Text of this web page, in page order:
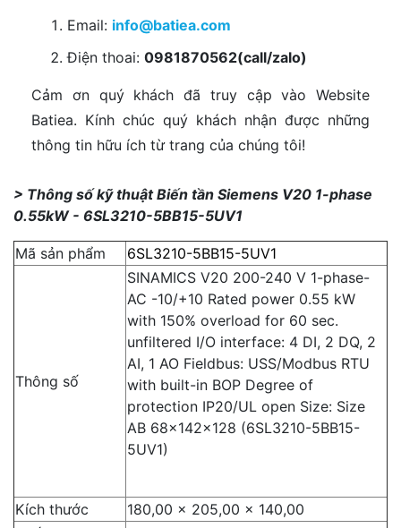
Email: info@batiea.com
Điện thoai: 0981870562(call/zalo)
Cảm ơn quý khách đã truy cập vào Website
Batiea. Kính chúc quý khách nhận được những
thông tin hữu ích từ trang của chúng tôi!
> Thông số kỹ thuật Biến tần Siemens V20 1-phase
0.55kW - 6SL3210-5BB15-5UV1
Mã sản phẩm 6SL3210-5BB15-5UV1
Thông số
SINAMICS V20 200-240 V 1-phase-
AC -10/+10 Rated power 0.55 kW
with 150% overload for 60 sec.
unfiltered I/O interface: 4 DI, 2 DQ, 2
AI, 1 AO Fieldbus: USS/Modbus RTU
with built-in BOP Degree of
protection IP20/UL open Size: Size
AB 68x142x128 (6SL3210-5BB15-
5UV1)
Kích thước
180,00 x 205,00 x 140,00